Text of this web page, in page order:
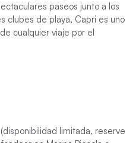
paseos junto a los
clubes de playa, Capri es uno
cualquier viaje por el
limitada, reserve